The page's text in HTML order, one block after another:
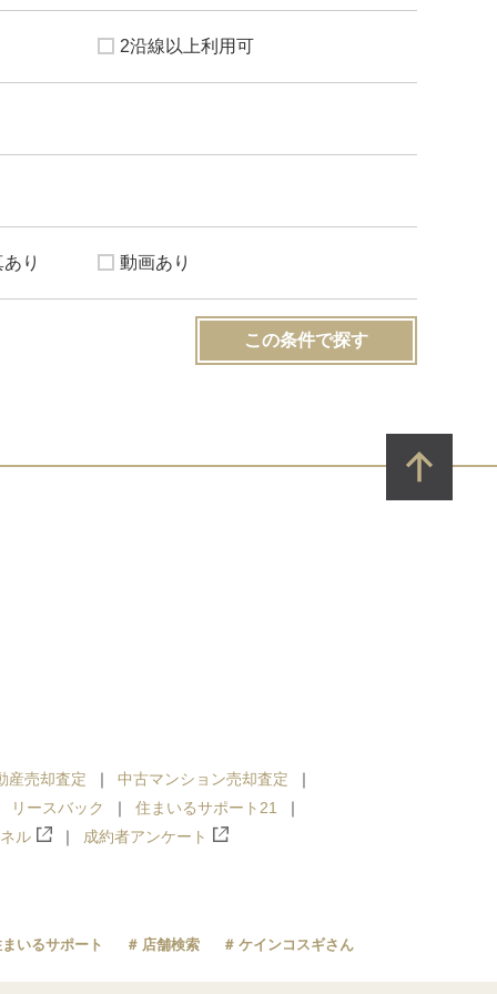
2沿線以上利用可
り 動画あり
この条件で探す
産売却査定
中古マンション売却査定
リースバック
住まいるサポート21
ル 成約者アンケート
いるサポート 店舗検索 ケインコスギさん